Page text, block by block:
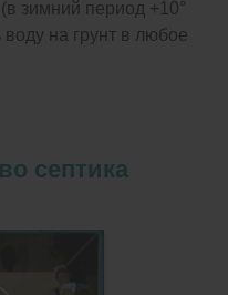
зимний период +10°
воду на грунт в любое
септика